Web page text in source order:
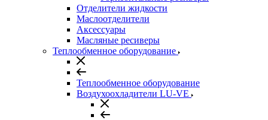
Отделители жидкости
Маслоотделители
Аксессуары
Масляные ресиверы
Теплообменное оборудование
Теплообменное оборудование
Воздухоохладители LU-VE